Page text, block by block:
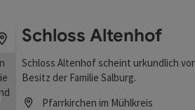
Copyright öffnen
Schloss Altenhof
Schloss Altenhof scheint urkundlich
Besitz der Familie Salburg.
Pfarrkirchen im Mühlkreis